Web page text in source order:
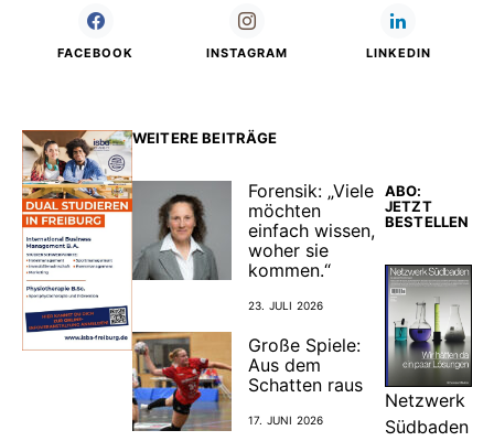
FACEBOOK INSTAGRAM LINKEDIN
WEITERE BEITRÄGE
Forensik: „Viele
möchten
einfach wissen,
woher sie
kommen.“
23. JULI 2026
Große Spiele:
Aus dem
Schatten raus
17. JUNI 2026
ABO:
JETZT
BESTELLEN
Netzwerk
Südbaden